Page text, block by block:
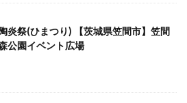
炎祭(ひまつり) 【茨城県笠間市】笠間
公園イベント広場